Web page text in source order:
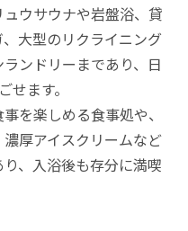
ウサウナや岩盤浴、貸
大型のリクライニング
ンドリーまであり、日
ます。
を楽しめる食事処や、
厚アイスクリームなど
、入浴後も存分に満喫